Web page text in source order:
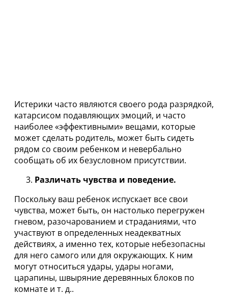
Истерики часто являются своего рода разрядкой,
катарсисом подавляющих эмоций, и часто
наиболее «эффективными» вещами, которые
может сделать родитель, может быть сидеть
рядом со своим ребенком и невербально
сообщать об их безусловном присутствии.
Различать чувства и поведение.
Поскольку ваш ребенок испускает все свои
чувства, может быть, он настолько перегружен
гневом, разочарованием и страданиями, что
участвуют в определенных неадекватных
действиях, а именно тех, которые небезопасны
для него самого или для окружающих. К ним
могут относиться удары, удары ногами,
царапины, швыряние деревянных блоков по
комнате и т. д..